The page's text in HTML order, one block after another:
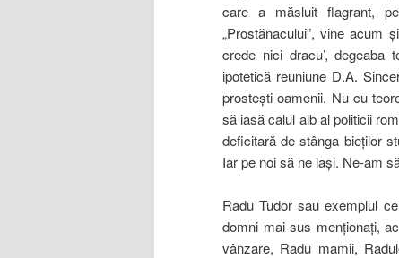
care a măsluit flagrant,
„Prostănacului”, vine acum
crede nici dracu’,
ipotetică reuniune D.A.
prosteşti oamenii. Nu cu
să iasă calul alb al politicii
deficitară de stânga bieţilor
Iar pe noi să ne laşi. Ne-am
Radu Tudor sau exemplul
domni mai sus menţionaţi,
vânzare, Radu mamii,